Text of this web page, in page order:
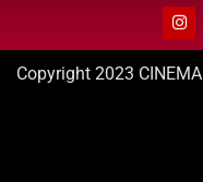
Copyright 2023